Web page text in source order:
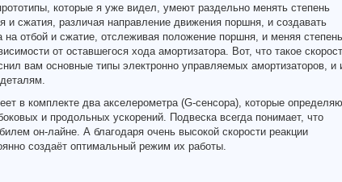
которые я уже видел, умеют раздельно менять степень
и сжатия, различая направление движения поршня, и создавать
отбой и сжатие, отслеживая положение поршня, и меняя степень
от оставшегося хода амортизатора. Вот, что такое
вам основные типы электронно управляемых амортизаторов, и
в комплекте два акселерометра (G-сенсора), которые
и продольных ускорений. Подвеска всегда понимает, что
он-лайне. А благодаря очень высокой скорости реакции
создаёт оптимальный режим их работы.